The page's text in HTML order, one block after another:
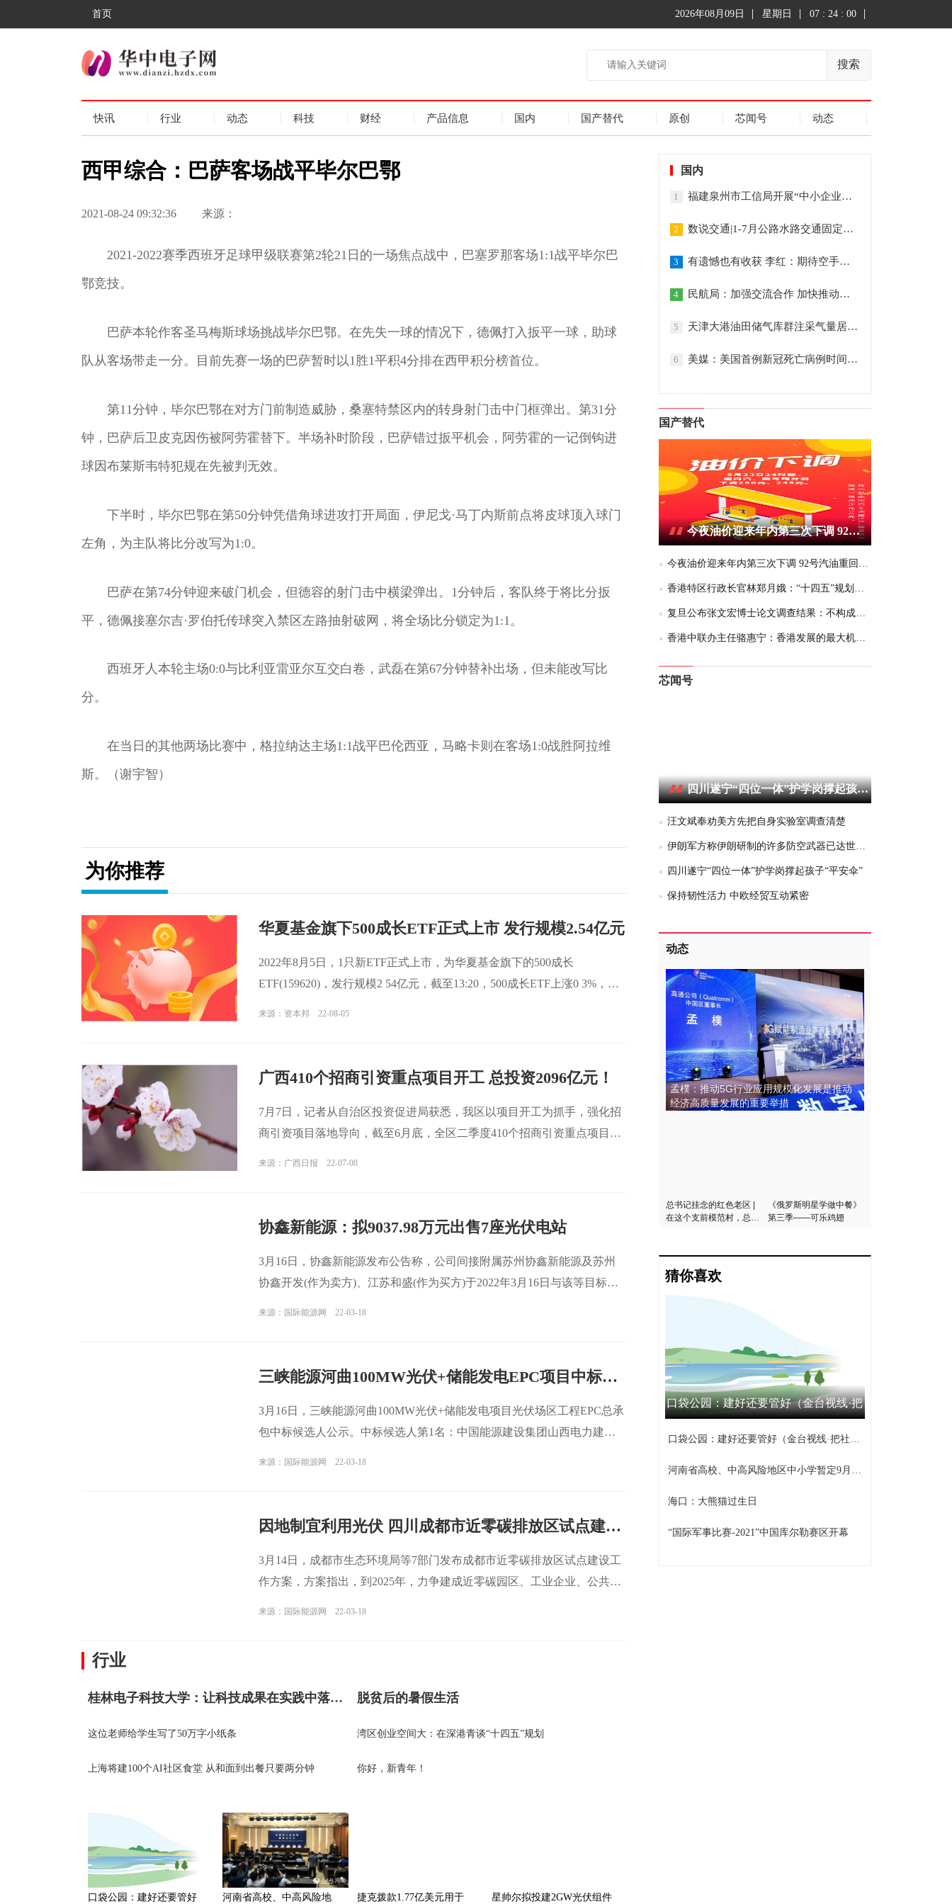
首页 2026年08月09日 星期日 07 : 24 : 01
搜索
快讯 行业 动态 科技 财经 产品信息 国内 国产替代 原创 芯闻号 动态
西甲综合：巴萨客场战平毕尔巴鄂
2021-08-24 09:32:36 来源：
2021-2022赛季西班牙足球甲级联赛第2轮21日的一场焦点战中，巴塞罗那客场1:1战平毕尔巴
鄂竞技。
巴萨本轮作客圣马梅斯球场挑战毕尔巴鄂。在先失一球的情况下，德佩打入扳平一球，助球
队从客场带走一分。目前先赛一场的巴萨暂时以1胜1平积4分排在西甲积分榜首位。
第11分钟，毕尔巴鄂在对方门前制造威胁，桑塞特禁区内的转身射门击中门框弹出。第31分
钟，巴萨后卫皮克因伤被阿劳霍替下。半场补时阶段，巴萨错过扳平机会，阿劳霍的一记倒钩进
球因布莱斯韦特犯规在先被判无效。
下半时，毕尔巴鄂在第50分钟凭借角球进攻打开局面，伊尼戈·马丁内斯前点将皮球顶入球门
左角，为主队将比分改写为1:0。
巴萨在第74分钟迎来破门机会，但德容的射门击中横梁弹出。1分钟后，客队终于将比分扳
平，德佩接塞尔吉·罗伯托传球突入禁区左路抽射破网，将全场比分锁定为1:1。
西班牙人本轮主场0:0与比利亚雷亚尔互交白卷，武磊在第67分钟替补出场，但未能改写比
分。
在当日的其他两场比赛中，格拉纳达主场1:1战平巴伦西亚，马略卡则在客场1:0战胜阿拉维
斯。（谢宇智）
为你推荐
华夏基金旗下500成长ETF正式上市 发行规模2.54亿元
2022年8月5日，1只新ETF正式上市，为华夏基金旗下的500成长
ETF(159620)，发行规模2 54亿元，截至13:20，500成长ETF上涨0 3%，成
来源：资本邦 22-08-05
广西410个招商引资重点项目开工 总投资2096亿元！
7月7日，记者从自治区投资促进局获悉，我区以项目开工为抓手，强化招
商引资项目落地导向，截至6月底，全区二季度410个招商引资重点项目开
来源：广西日报 22-07-08
协鑫新能源：拟9037.98万元出售7座光伏电站
3月16日，协鑫新能源发布公告称，公司间接附属苏州协鑫新能源及苏州
协鑫开发(作为卖方)、江苏和盛(作为买方)于2022年3月16日与该等目标公
来源：国际能源网 22-03-18
三峡能源河曲100MW光伏+储能发电EPC项目中标候选人公示
3月16日，三峡能源河曲100MW光伏+储能发电项目光伏场区工程EPC总承
包中标候选人公示。中标候选人第1名：中国能源建设集团山西电力建设
来源：国际能源网 22-03-18
因地制宜利用光伏 四川成都市近零碳排放区试点建设工作方案发布
3月14日，成都市生态环境局等7部门发布成都市近零碳排放区试点建设工
作方案，方案指出，到2025年，力争建成近零碳园区、工业企业、公共机
来源：国际能源网 22-03-18
行业
脱贫后的暑假生活
湾区创业空间大：在深港青谈“十四五”规划
你好，新青年！
捷克拨款1.77亿美元用于 星帅尔拟投建2GW光伏组件
桂林电子科技大学：让科技成果在实践中落地生根
这位老师给学生写了50万字小纸条
上海将建100个AI社区食堂 从和面到出餐只要两分钟
口袋公园：建好还要管好 河南省高校、中高风险地
国内
1 福建泉州市工信局开展“中小企业服务月”活动
2 数说交通|1-7月公路水路交通固定资产投资达14694亿元
3 有遗憾也有收获 李红：期待空手道重回奥运的那天
4 民航局：加强交流合作 加快推动全球民航恢复发展
5 天津大港油田储气库群注采气量居全国首位
6 美媒：美国首例新冠死亡病例时间提前
国产替代
今夜油价迎来年内第三次下调 92号汽油重回6元区间
今夜油价迎来年内第三次下调 92号汽油重回6元区间
香港特区行政长官林郑月娥：“十四五”规划为香港带来千载难逢的机遇
复旦公布张文宏博士论文调查结果：不构成学术不端或学术不当
香港中联办主任骆惠宁：香港发展的最大机遇在内地
芯闻号
四川遂宁“四位一体”护学岗撑起孩子“平安伞”
汪文斌奉劝美方先把自身实验室调查清楚
伊朗军方称伊朗研制的许多防空武器已达世界水平
四川遂宁“四位一体”护学岗撑起孩子“平安伞”
保持韧性活力 中欧经贸互动紧密
动态
孟樸：推动5G行业应用规模化发展是推动
经济高质量发展的重要举措
总书记挂念的红色老区 |
在这个支前模范村，总书
《俄罗斯明星学做中餐》
第三季——可乐鸡翅
猜你喜欢
口袋公园：建好还要管好（金台视线·把
社区工作做到家③） 口袋公园：建好还要管好（金台视线·把社区工作做到家③）
河南省高校、中高风险地区中小学暂定9月15日之前不返校
海口：大熊猫过生日
“国际军事比赛-2021”中国库尔勒赛区开幕